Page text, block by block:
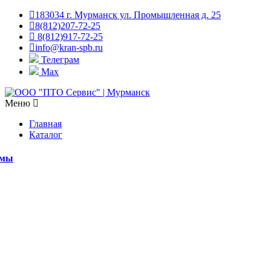
183034 г. Мурманск ул. Промышленная д. 25
8(812)207-72-25
8(812)917-72-25
info@kran-spb.ru
Телеграм
Max
Меню
Главная
Каталог